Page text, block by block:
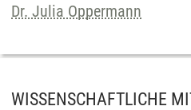
Dr. Julia Oppermann
WISSENSCHAFTLICHE